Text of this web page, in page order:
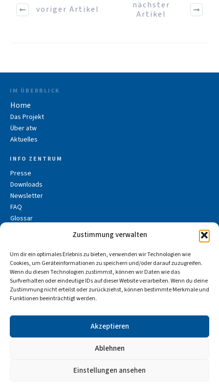
Zustimmung verwalten
Um dir ein optimales Erlebnis zu bieten, verwenden wir Technologien wie
Cookies, um Geräteinformationen zu speichern und/oder darauf zuzugreifen.
Wenn du diesen Technologien zustimmst, können wir Daten wie das
Surfverhalten oder eindeutige IDs auf dieser Website verarbeiten. Wenn du deine
Zustimmung nicht erteilst oder zurückziehst, können bestimmte Merkmale und
Funktionen beeinträchtigt werden.
Akzeptieren
Ablehnen
Einstellungen ansehen
voriger Artikel
nächster
Artikel
IM ÜBERBLICK
Home
Das Projekt
Über atw
Aktuelles
INFO ZENTRUM
Presse
Downloads
Newsletter
FAQ
Glossar
IHR KONTAKT ZU UNS
Josef-Kistler-Weg 22, D-82140 Olching
08142 28 67-0
info@atw-gmbh.de